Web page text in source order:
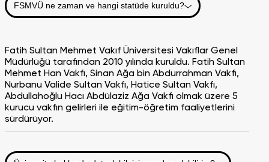
FSMVÜ ne zaman ve hangi statüde kuruldu?
Fatih Sultan Mehmet Vakıf Üniversitesi Vakıflar Genel
Müdürlüğü tarafından 2010 yılında kuruldu. Fatih Sultan
Mehmet Han Vakfı, Sinan Ağa bin Abdurrahman Vakfı,
Nurbanu Valide Sultan Vakfı, Hatice Sultan Vakfı,
Abdullahoğlu Hacı Abdülaziz Ağa Vakfı olmak üzere 5
kurucu vakfın gelirleri ile eğitim-öğretim faaliyetlerini
sürdürüyor.